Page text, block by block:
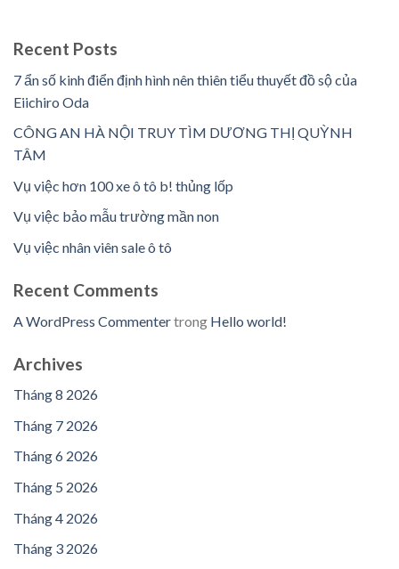
Recent Posts
7 ẩn số kinh điển định hình nên thiên tiểu thuyết đồ sộ của
Eiichiro Oda
CÔNG AN HÀ NỘI TRUY TÌM DƯƠNG THỊ QUỲNH
TÂM
Vụ việc hơn 100 xe ô tô b! thủng lốp
Vụ việc bảo mẫu trường mần non
Vụ việc nhân viên sale ô tô
Recent Comments
A WordPress Commentertrong Hello world!
Archives
Tháng 8 2026
Tháng 7 2026
Tháng 6 2026
Tháng 5 2026
Tháng 4 2026
Tháng 3 2026